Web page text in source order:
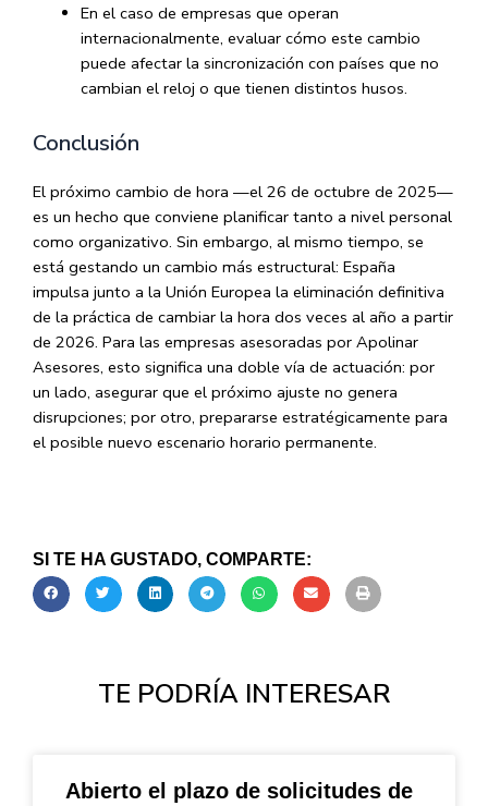
En el caso de empresas que operan
internacionalmente, evaluar cómo este cambio
puede afectar la sincronización con países que no
cambian el reloj o que tienen distintos husos.
Conclusión
El próximo cambio de hora —el 26 de octubre de 2025—
es un hecho que conviene planificar tanto a nivel personal
como organizativo. Sin embargo, al mismo tiempo, se
está gestando un cambio más estructural: España
impulsa junto a la Unión Europea la eliminación definitiva
de la práctica de cambiar la hora dos veces al año a partir
de 2026. Para las empresas asesoradas por Apolinar
Asesores, esto significa una doble vía de actuación: por
un lado, asegurar que el próximo ajuste no genera
disrupciones; por otro, prepararse estratégicamente para
el posible nuevo escenario horario permanente.
SI TE HA GUSTADO, COMPARTE:
TE PODRÍA INTERESAR
Abierto el plazo de solicitudes de